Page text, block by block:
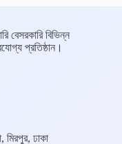
বেসরকারি বিভিন্ন
প্রতিষ্ঠান।
মিরপুর, ঢাকা